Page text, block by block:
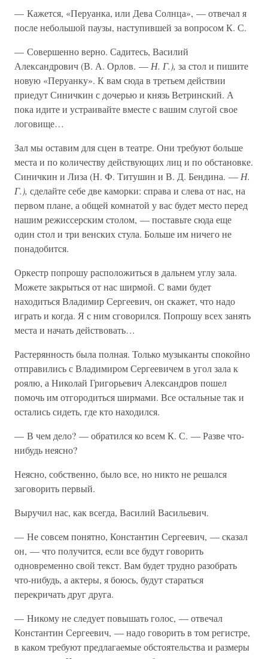
— Кажется, «Перуанка, или Дева Солнца», — отвечал я
после небольшой паузы, наступившей за вопросом К. С.
— Совершенно верно. Садитесь, Василий
Александрович (В. А. Орлов. — Н. Г.), за стол и пишите
новую «Перуанку». К вам сюда в третьем действии
приедут Синичкин с дочерью и князь Ветринский. А
пока идите и устраивайте вместе с вашим слугой свое
логовище…
Зал мы оставим для сцен в театре. Они требуют больше
места и по количеству действующих лиц и по обстановке.
Синичкин и Лиза (Н. Ф. Титушин и В. Д. Бендина. — Н.
Г.), сделайте себе две каморки: справа и слева от нас, на
первом плане, а общей комнатой у вас будет место перед
нашим режиссерским столом, — поставьте сюда еще
один стол и три венских стула. Больше им ничего не
понадобится.
Оркестр попрошу расположиться в дальнем углу зала.
Можете закрыться от нас ширмой. С вами будет
находиться Владимир Сергеевич, он скажет, что надо
играть и когда. Я с ним сговорился. Попрошу всех занять
места и начать действовать…
Растерянность была полная. Только музыканты спокойно
отправились с Владимиром Сергеевичем в угол зала к
роялю, а Николай Григорьевич Александров пошел
помочь им отгородиться ширмами. Все остальные так и
остались сидеть, где кто находился.
— В чем дело? — обратился ко всем К. С. — Разве что-
нибудь неясно?
Неясно, собственно, было все, но никто не решался
заговорить первый.
Выручил нас, как всегда, Василий Васильевич.
— Не совсем понятно, Константин Сергеевич, — сказал
он, — что получится, если все будут говорить
одновременно свой текст. Вам будет трудно разобрать
что-нибудь, а актеры, я боюсь, будут стараться
перекричать друг друга.
— Никому не следует повышать голос, — отвечал
Константин Сергеевич, — надо говорить в том регистре,
в каком требуют предлагаемые обстоятельства и размеры